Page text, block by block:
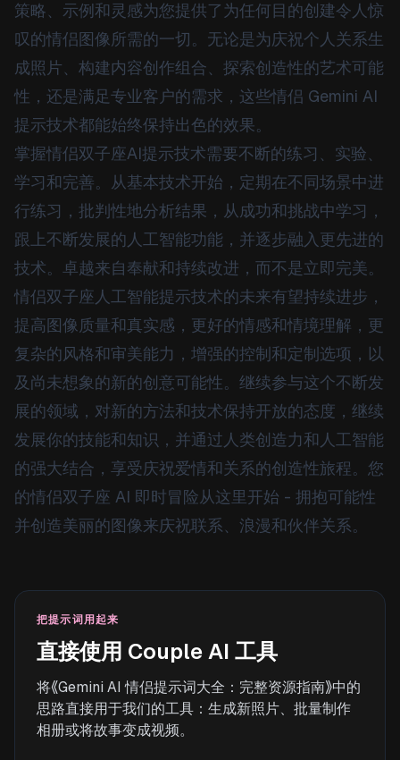
策略、示例和灵感为您提供了为任何目的创建令人惊
叹的情侣图像所需的一切。无论是为庆祝个人关系生
成照片、构建内容创作组合、探索创造性的艺术可能
性，还是满足专业客户的需求，这些情侣 Gemini AI
提示技术都能始终保持出色的效果。
掌握情侣双子座AI提示技术需要不断的练习、实验、
学习和完善。从基本技术开始，定期在不同场景中进
行练习，批判性地分析结果，从成功和挑战中学习，
跟上不断发展的人工智能功能，并逐步融入更先进的
技术。卓越来自奉献和持续改进，而不是立即完美。
情侣双子座人工智能提示技术的未来有望持续进步，
提高图像质量和真实感，更好的情感和情境理解，更
复杂的风格和审美能力，增强的控制和定制选项，以
及尚未想象的新的创意可能性。继续参与这个不断发
展的领域，对新的方法和技术保持开放的态度，继续
发展你的技能和知识，并通过人类创造力和人工智能
的强大结合，享受庆祝爱情和关系的创造性旅程。您
的情侣双子座 AI 即时冒险从这里开始 - 拥抱可能性
并创造美丽的图像来庆祝联系、浪漫和伙伴关系。
把提示词用起来
直接使用 Couple AI 工具
将《Gemini AI 情侣提示词大全：完整资源指南》中的
思路直接用于我们的工具：生成新照片、批量制作
相册或将故事变成视频。